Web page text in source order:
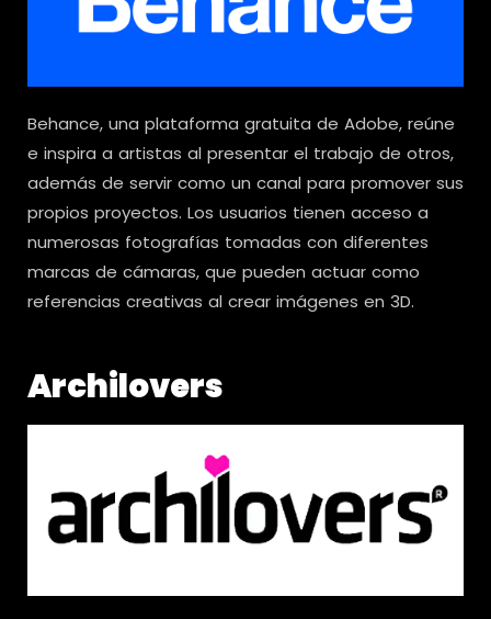
Behance, una plataforma gratuita de Adobe, reúne
e inspira a artistas al presentar el trabajo de otros,
además de servir como un canal para promover sus
propios proyectos. Los usuarios tienen acceso a
numerosas fotografías tomadas con diferentes
marcas de cámaras, que pueden actuar como
referencias creativas al crear imágenes en 3D.
Archilovers